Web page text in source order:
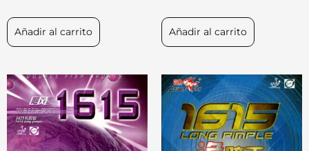
Añadir al carrito Añadir al carrito